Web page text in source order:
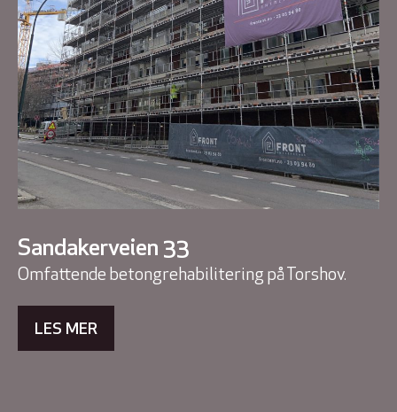
Sandakerveien 33
Omfattende betongrehabilitering på Torshov.
LES MER